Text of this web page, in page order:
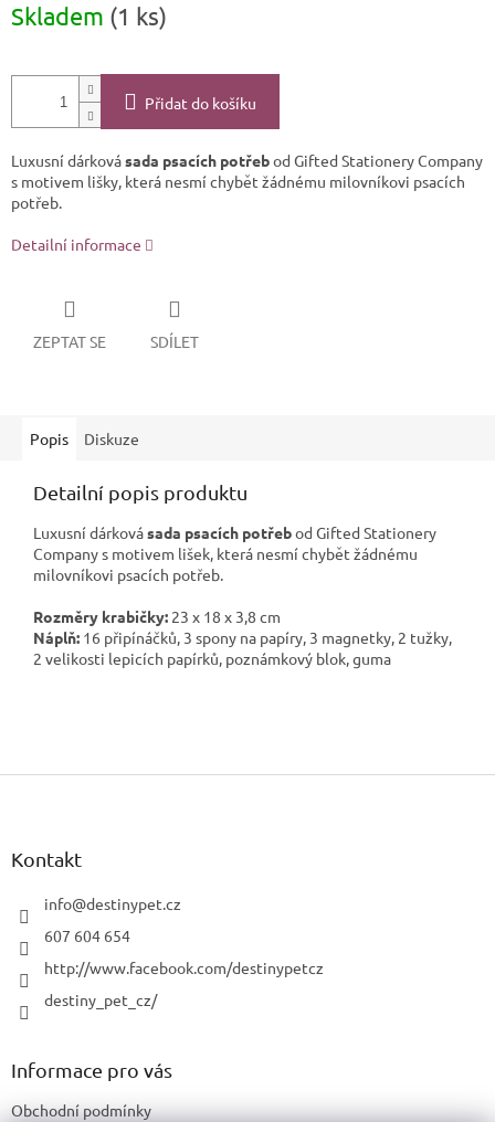
cena:
Skladem (1 ks)
Přidat do košíku
Luxusní dárkovásada psacích potřebod Gifted Stationery Company
s motivem lišky, která nesmí chybět žádnému milovníkovi psacích
potřeb.
Detailní informace
ZEPTAT SE SDÍLET
Popis Diskuze
Detailní popis produktu
Luxusní dárkovásada psacích potřebod Gifted Stationery
Companys motivem lišek, která nesmí chybět žádnému
milovníkovi psacích potřeb.
Rozměry krabičky: 23 x 18 x 3,8 cm
Náplň: 16 připínáčků, 3 spony na papíry, 3 magnetky, 2 tužky,
2 velikosti lepicích papírků, poznámkový blok, guma
Z
Kontakt
info@destinypet.cz
607 604 654
http://www.facebook.com/destinypetcz
destiny_pet_cz/
Informace pro vás
Obchodní podmínky